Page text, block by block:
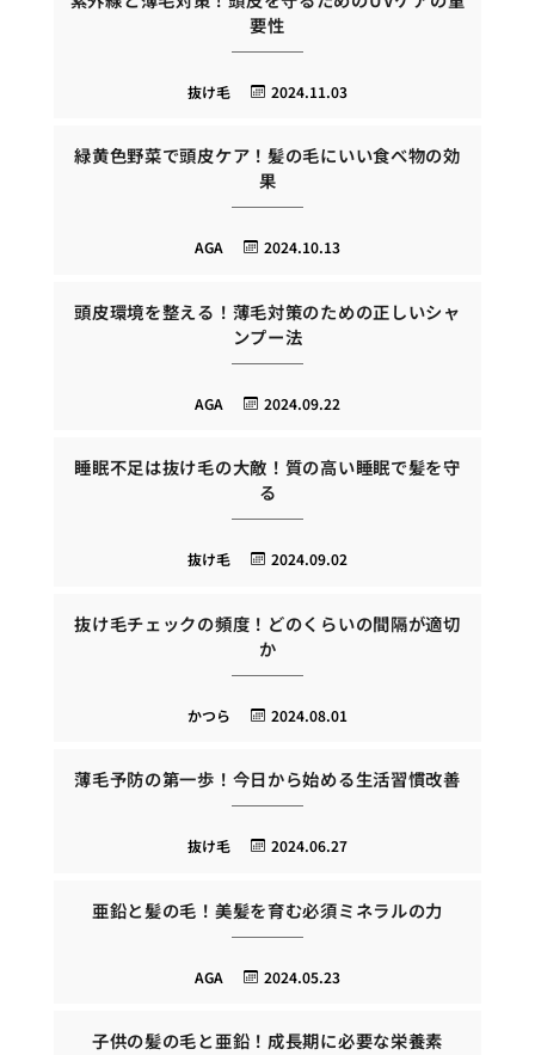
要性
2024.11.03
抜け毛
緑黄色野菜で頭皮ケア！髪の毛にいい食べ物の効
果
2024.10.13
AGA
頭皮環境を整える！薄毛対策のための正しいシャ
ンプー法
2024.09.22
AGA
睡眠不足は抜け毛の大敵！質の高い睡眠で髪を守
る
2024.09.02
抜け毛
抜け毛チェックの頻度！どのくらいの間隔が適切
か
2024.08.01
かつら
薄毛予防の第一歩！今日から始める生活習慣改善
2024.06.27
抜け毛
亜鉛と髪の毛！美髪を育む必須ミネラルの力
2024.05.23
AGA
子供の髪の毛と亜鉛！成長期に必要な栄養素